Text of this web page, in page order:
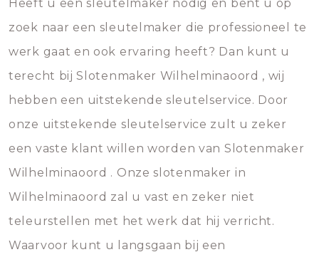
Heeft u een sleutelmaker nodig en bent u op
zoek naar een sleutelmaker die professioneel te
werk gaat en ook ervaring heeft? Dan kunt u
terecht bij Slotenmaker Wilhelminaoord , wij
hebben een uitstekende sleutelservice. Door
onze uitstekende sleutelservice zult u zeker
een vaste klant willen worden van Slotenmaker
Wilhelminaoord . Onze slotenmaker in
Wilhelminaoord zal u vast en zeker niet
teleurstellen met het werk dat hij verricht.
Waarvoor kunt u langsgaan bij een